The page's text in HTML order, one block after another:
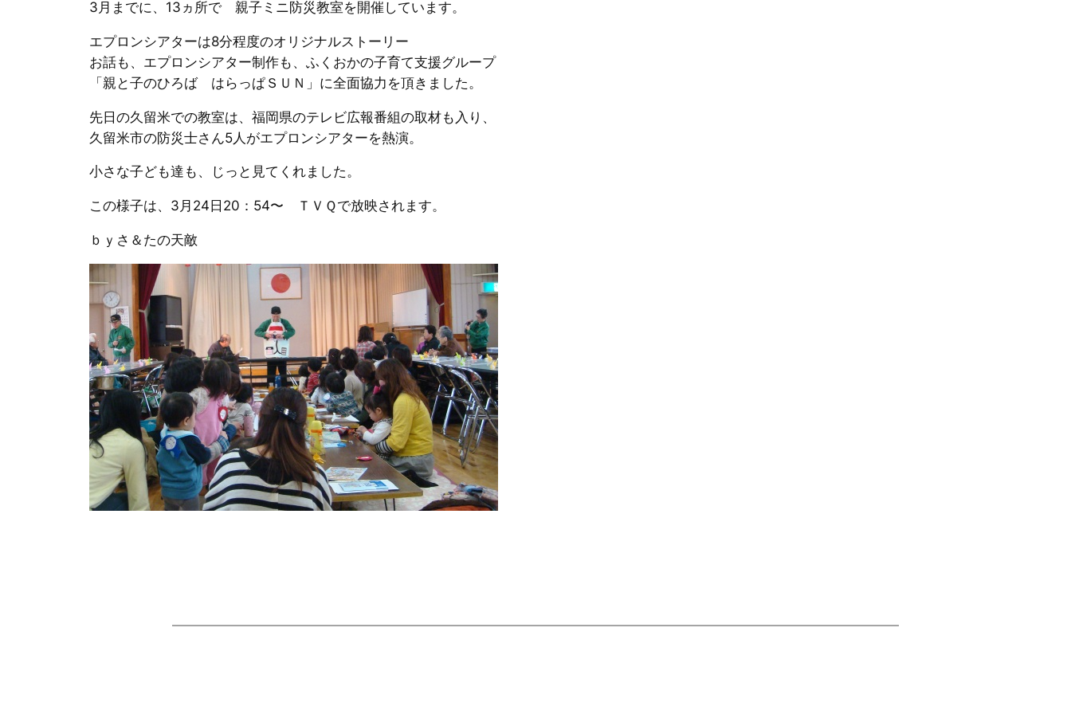
3月までに、13ヵ所で 親子ミニ防災教室を開催しています。
エプロンシアターは8分程度のオリジナルストーリー
お話も、エプロンシアター制作も、ふくおかの子育て支援グループ
「親と子のひろば はらっぱＳＵＮ」に全面協力を頂きました。
先日の久留米での教室は、福岡県のテレビ広報番組の取材も入り、
久留米市の防災士さん5人がエプロンシアターを熱演。
小さな子ども達も、じっと見てくれました。
この様子は、3月24日20：54〜 ＴＶＱで放映されます。
ｂｙさ＆たの天敵